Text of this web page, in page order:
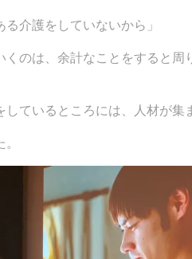
介護をしていないから」
くのは、余計なことをすると
ているところには、人材が集